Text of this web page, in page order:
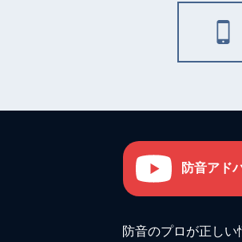
防音アド
防音のプロが正しい